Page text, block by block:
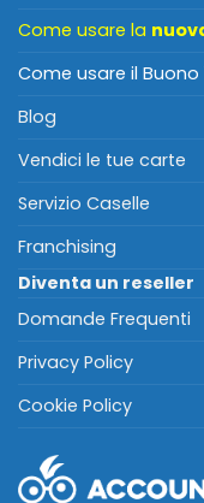
Come usare la
Come usare il Buono
Blog
Vendici le tue carte
Servizio Caselle
Franchising
Diventa un reseller
Domande Frequenti
Privacy Policy
Cookie Policy